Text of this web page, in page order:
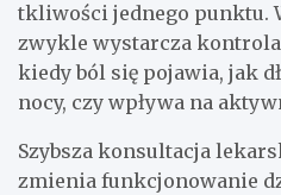
tkliwości jednego punktu.
zwykle wystarcza
kiedy ból się pojawia, jak
nocy, czy wpływa na
Szybsza konsultacja
zmienia funkcjonowanie